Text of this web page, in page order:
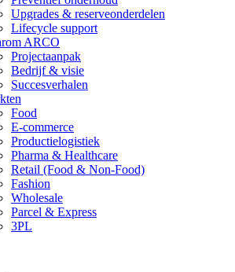
Upgrades & reserveonderdelen
Lifecycle support
ARCO
Projectaanpak
Bedrijf & visie
Succesverhalen
Food
E-commerce
Productielogistiek
Pharma & Healthcare
Retail (Food & Non-Food)
Fashion
Wholesale
Parcel & Express
3PL